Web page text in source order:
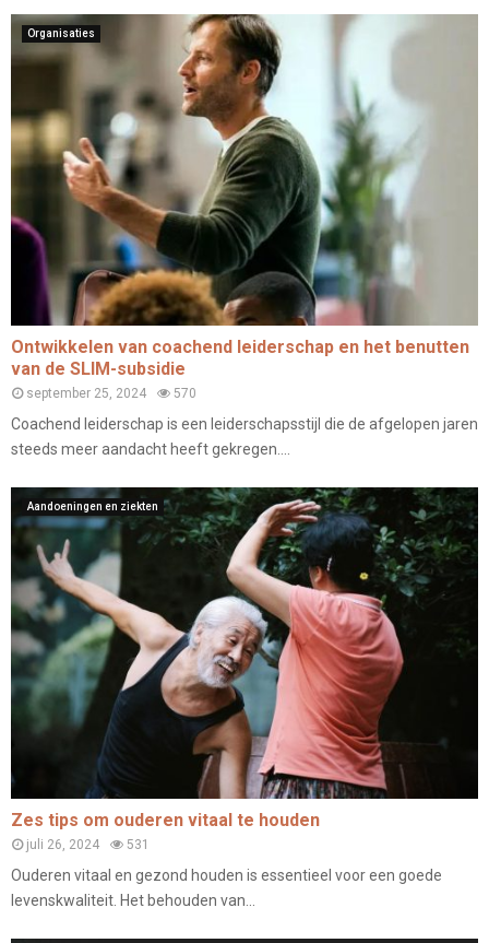
Organisaties
Ontwikkelen van coachend leiderschap en het benutten
van de SLIM-subsidie
september 25, 2024 570
Coachend leiderschap is een leiderschapsstijl die de afgelopen jaren
steeds meer aandacht heeft gekregen....
Aandoeningen en ziekten
Zes tips om ouderen vitaal te houden
juli 26, 2024 531
Ouderen vitaal en gezond houden is essentieel voor een goede
levenskwaliteit. Het behouden van...